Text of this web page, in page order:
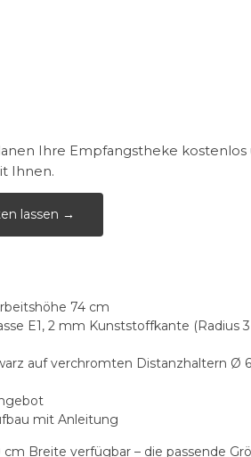
Ihre Empfangstheke kostenlos
Ihnen.
lassen →
74 cm
E1, 2 mm Kunststoffkante (Radius
auf verchromten Distanzhaltern Ø
mit Anleitung
Breite verfügbar – die passende